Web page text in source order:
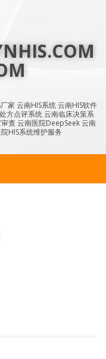
家 云南HIS系统 云南HIS软件
方点评系统 云南临床决策系
查 云南医院DeepSeek 云南
HIS系统维护服务